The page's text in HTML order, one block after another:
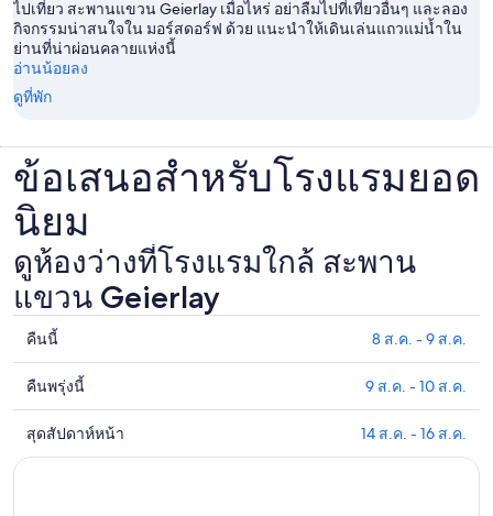
ไปเที่ยว สะพานแขวน Geierlay เมื่อไหร่ อย่าลืมไปที่เที่ยวอื่นๆ และลอง
กิจกรรมน่าสนใจใน มอร์สดอร์ฟ ด้วย แนะนำให้เดินเล่นแถวแม่น้ำใน
ย่านที่น่าผ่อนคลายแห่งนี้
อ่านน้อยลง
ดูที่พัก
ข้อเสนอสำหรับโรงแรมยอด
นิยม
ดูห้องว่างที่โรงแรมใกล้ สะพาน
แขวน Geierlay
ดูรา
คา
ที่พัก
ใกล้
สะพาน
คืนนี้ 8 ส.ค. - 9 ส.ค.
ดูรา
คา
ที่พัก
คืนพรุ่งนี้ 9 ส.ค. - 10 ส.ค.
ดูรา
คา
สุดสัปดาห์หน้า 14 ส.ค. - 16 ส.ค.